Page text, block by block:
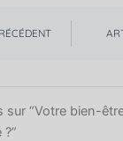
sur “Votre bien-